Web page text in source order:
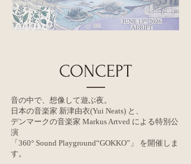
CONCEPT
音の中で、想像して遊ぶ夜。
日本の音楽家 新津由衣(Yui Neats) と、
デンマークの音楽家 Markus Artved による特別公
演
「360° Sound Playground“GOKKO”」 を開催しま
す。